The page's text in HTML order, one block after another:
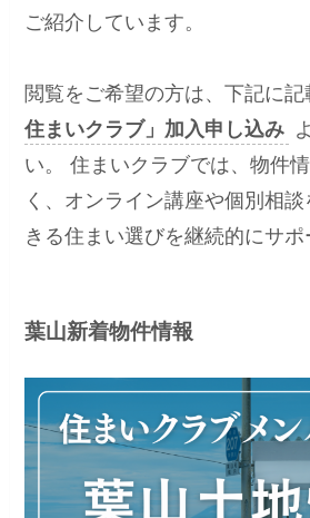
ご紹介しています。
閲覧をご希望の方は、下記に記
住まいクラブ」加入申し込み
い。 住まいクラブでは、物件
く、オンライン講座や個別相
きる住まい選びを継続的にサポ
葉山新着物件情報